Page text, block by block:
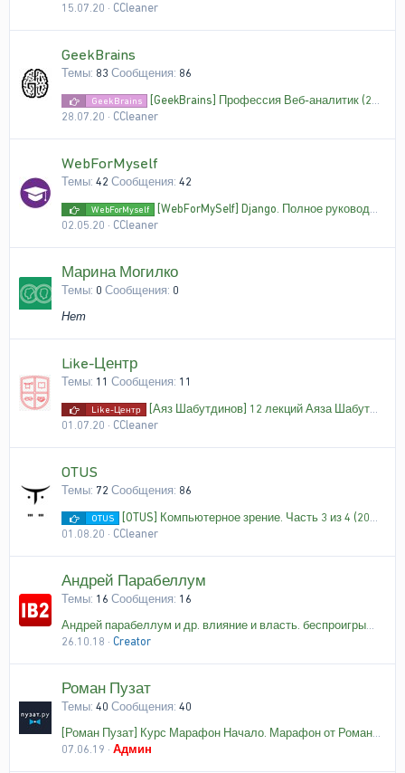
15.07.20
CCleaner
GeekBrains
Темы 83 Сообщения 86
GeekBrains
[GeekBrains] Профессия Веб-аналитик (2020)
28.07.20
CCleaner
WebForMyself
Темы 42 Сообщения 42
WebForMyself
[WebForMySelf] Django. Полное руководство (2020)
02.05.20
CCleaner
Марина Могилко
Темы 0 Сообщения 0
Нет
Like-Центр
Темы 11 Сообщения 11
Like-Центр
[Аяз Шабутдинов] 12 лекций Аяза Шабутдитнова
01.07.20
CCleaner
OTUS
Темы 72 Сообщения 86
OTUS
[OTUS] Компьютерное зрение. Часть 3 из 4 (2020)
01.08.20
CCleaner
Андрей Парабеллум
Темы 16 Сообщения 16
Андрей парабеллум и др. влияние и власть. беспроигрышные техники
26.10.18
Creator
Роман Пузат
Темы 40 Сообщения 40
[Роман Пузат] Курс Марафон Начало. Марафон от Романа Пузата (Весна 2019)
07.06.19
Админ